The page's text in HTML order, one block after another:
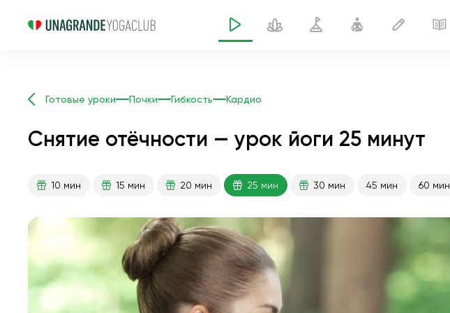
Готовые уроки Почки Гибкость Кардио
Снятие отёчности — урок йоги 25 минут
10 мин 15 мин 20 мин 25 мин 30 мин 45 мин 60 мин